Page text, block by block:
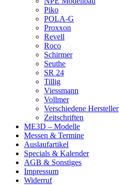
Piko
POLA-G
Proxxon
Revell
Roco
Schirmer
Seuthe
SR 24
Tillig
Viessmann
Vollmer
Verschiedene Hersteller
Zeitschriften
ME3D – Modelle
Messen & Termine
Auslaufartikel
Specials & Kalender
AGB & Sonstiges
Impressum
Widerruf